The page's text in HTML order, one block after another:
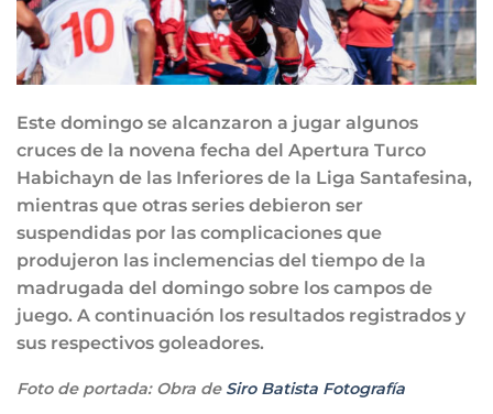
Este domingo se alcanzaron a jugar algunos
cruces de la novena fecha del Apertura Turco
Habichayn de las Inferiores de la Liga Santafesina,
mientras que otras series debieron ser
suspendidas por las complicaciones que
produjeron las inclemencias del tiempo de la
madrugada del domingo sobre los campos de
juego. A continuación los resultados registrados y
sus respectivos goleadores.
Foto de portada: Obra de Siro Batista Fotografía